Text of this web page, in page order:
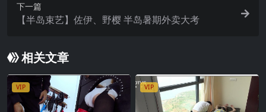
下一篇
【半岛束艺】佐伊、野樱 半岛暑期外卖大考
相关文章
VIP VIP